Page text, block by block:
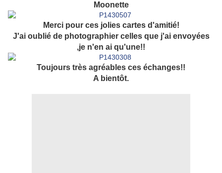
Moonette
Merci pour ces jolies cartes d'amitié!
J'ai oublié de photographier celles que j'ai envoyées
,je n'en ai qu'une!!
Toujours très agréables ces échanges!!
A bientôt.